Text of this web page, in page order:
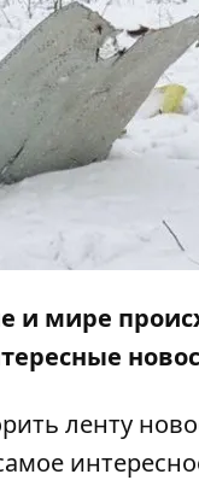
и мире
ленту